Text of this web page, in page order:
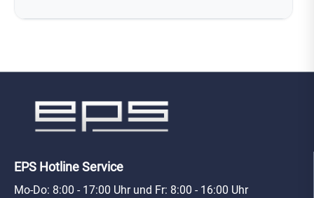
EPS Hotline Service
Mo-Do: 8:00 - 17:00 Uhr und Fr: 8:00 - 16:00 Uhr